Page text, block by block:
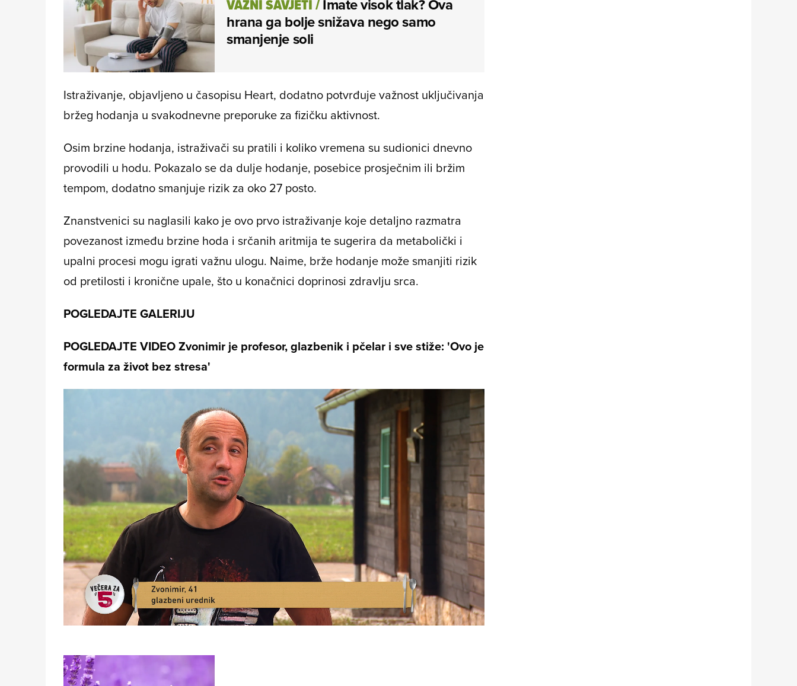
VAŽNI SAVJETI/Imate visok tlak? Ova
hrana ga bolje snižava nego samo
smanjenje soli
Istraživanje, objavljeno u časopisu Heart, dodatno potvrđuje važnost uključivanja
bržeg hodanja u svakodnevne preporuke za fizičku aktivnost.
Osim brzine hodanja, istraživači su pratili i koliko vremena su sudionici dnevno
provodili u hodu. Pokazalo se da dulje hodanje, posebice prosječnim ili bržim
tempom, dodatno smanjuje rizik za oko 27 posto.
Znanstvenici su naglasili kako je ovo prvo istraživanje koje detaljno razmatra
povezanost između brzine hoda i srčanih aritmija te sugerira da metabolički i
upalni procesi mogu igrati važnu ulogu. Naime, brže hodanje može smanjiti rizik
od pretilosti i kronične upale, što u konačnici doprinosi zdravlju srca.
POGLEDAJTE GALERIJU
POGLEDAJTE VIDEOZvonimir je profesor, glazbenik i pčelar i sve stiže: 'Ovo je
formula za život bez stresa'
/
Loaded :
14.84%